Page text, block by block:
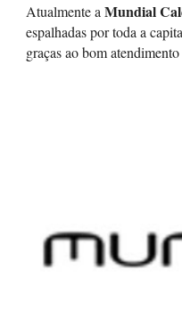
Atualmente a Mundial
espalhadas por toda a
graças ao bom